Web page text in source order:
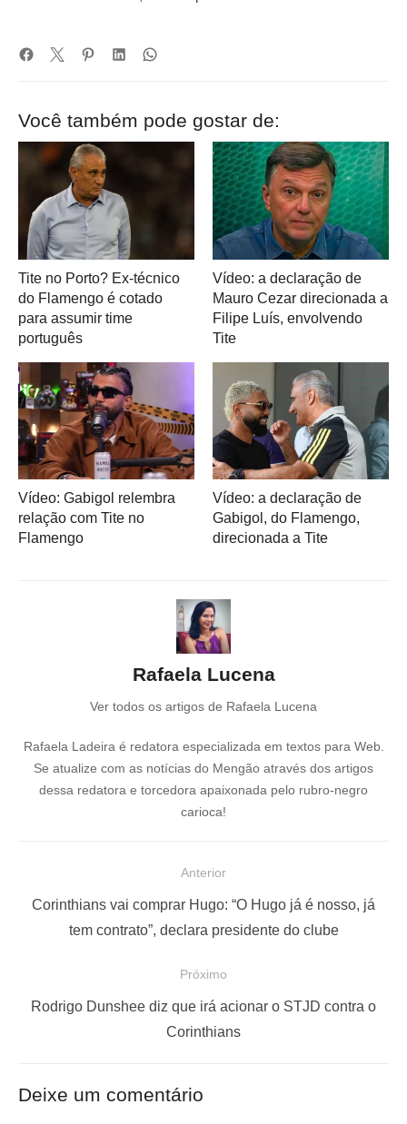
Você também pode gostar de:
Tite no Porto? Ex-técnico
do Flamengo é cotado
para assumir time
português
Vídeo: a declaração de
Mauro Cezar direcionada a
Filipe Luís, envolvendo
Tite
Vídeo: Gabigol relembra
relação com Tite no
Flamengo
Vídeo: a declaração de
Gabigol, do Flamengo,
direcionada a Tite
Rafaela Lucena
Ver todos os artigos de Rafaela Lucena
Rafaela Ladeira é redatora especializada em textos para Web.
Se atualize com as notícias do Mengão através dos artigos
dessa redatora e torcedora apaixonada pelo rubro-negro
carioca!
o
Anterior
P
a
Corinthians vai comprar Hugo: “O Hugo já é nosso, já
tem contrato”, declara presidente do clube
Próximo
PRodrigo Dunshee diz que irá acionar o STJD contra o
Corinthians
Deixe um comentário